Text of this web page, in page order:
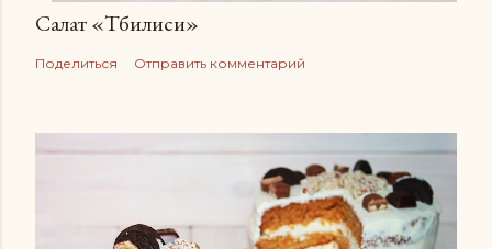
Салат «Тбилиси»
Поделиться Отправить комментарий